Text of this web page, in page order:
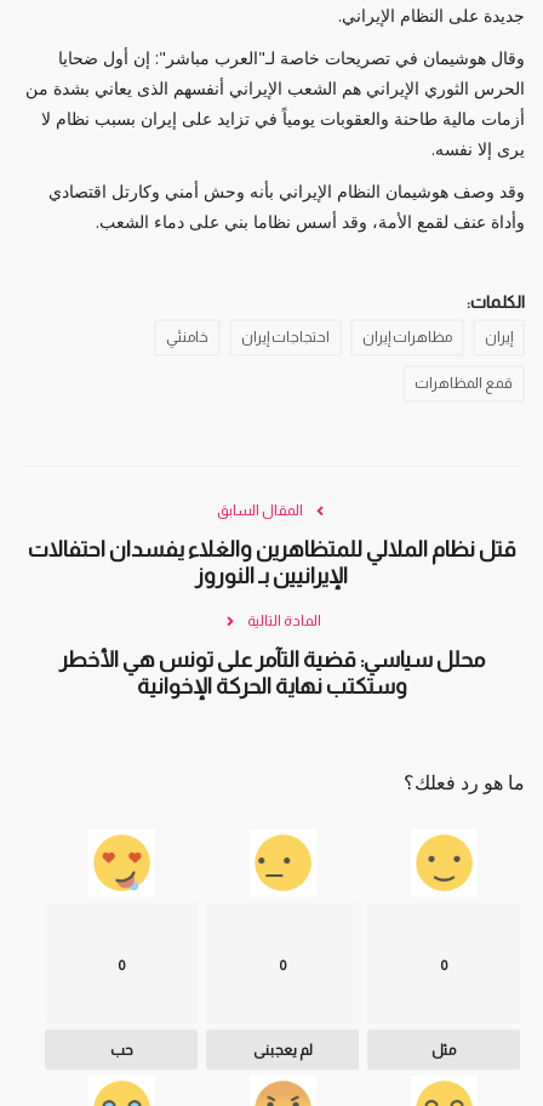
جديدة على النظام الإيراني.
وقال هوشيمان في تصريحات خاصة لـ"العرب مباشر": إن أول ضحايا
الحرس الثوري الإيراني هم الشعب الإيراني أنفسهم الذى يعاني بشدة من
أزمات مالية طاحنة والعقوبات يومياً في تزايد على إيران بسبب نظام لا
يرى إلا نفسه.
وقد وصف هوشيمان النظام الإيراني بأنه وحش أمني وكارتل اقتصادي
وأداة عنف لقمع الأمة، وقد أسس نظاما بني على دماء الشعب.
الكلمات:
إيران مظاهرات إيران احتجاجات إيران خامنئي
قمع المظاهرات
المقال السابق
قتل نظام الملالي للمتظاهرين والغلاء يفسدان احتفالات
الإيرانيين بـ النوروز
المادة التالية
محلل سياسي: قضية التآمر على تونس هي الأخطر
وستكتب نهاية الحركة الإخوانية
ما هو رد فعلك؟
0
مثل
0
لم يعجبنى
0
حب